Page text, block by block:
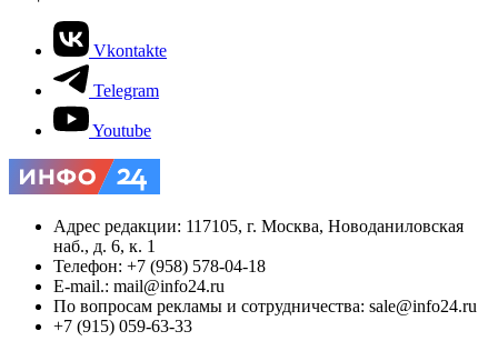
Vkontakte
Telegram
Youtube
Адрес редакции: 117105, г. Москва, Новоданиловская
наб., д. 6, к. 1
Телефон: +7 (958) 578-04-18
E-mail.: mail@info24.ru
По вопросам рекламы и сотрудничества: sale@info24.ru
+7 (915) 059-63-33